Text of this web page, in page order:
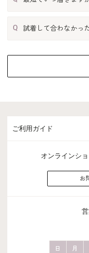
Q 試着して合わなかっ
ご利用ガイド
オンラインシ
お
日 月